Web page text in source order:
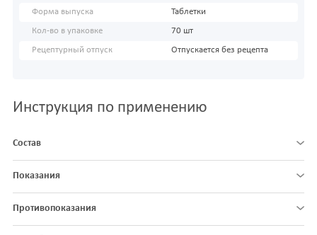
Форма выпуска Таблетки
Кол-во в упаковке 70 шт
Рецептурный отпуск Отпускается без рецепта
Инструкция по применению
Состав
Показания
Противопоказания